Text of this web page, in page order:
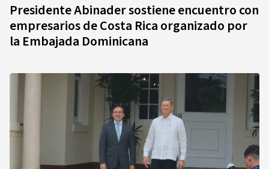
Presidente Abinader sostiene encuentro con
empresarios de Costa Rica organizado por
la Embajada Dominicana